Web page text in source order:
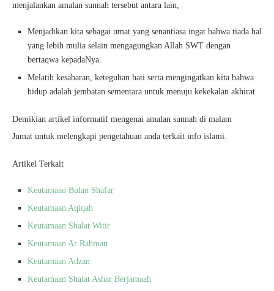
menjalankan amalan sunnah tersebut antara lain,
Menjadikan kita sebagai umat yang senantiasa ingat bahwa tiada hal
yang lebih mulia selain mengagungkan Allah SWT dengan
bertaqwa kepadaNya.
Melatih kesabaran, keteguhan hati serta mengingatkan kita bahwa
hidup adalah jembatan sementara untuk menuju kekekalan akhirat
Demikian artikel informatif mengenai amalan sunnah di malam
Jumat untuk melengkapi pengetahuan anda terkait info islami.
Artikel Terkait
Keutamaan Bulan Shafar
Keutamaan Aqiqah
Keutamaan Shalat Witir
Keutamaan Ar Rahman
Keutamaan Adzan
Keutamaan Shalat Ashar Berjamaah